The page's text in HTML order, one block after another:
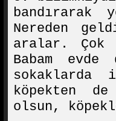
bandırarak
Nereden
aralar. Çok
Babam
sokaklarda
köpekten
olsun,